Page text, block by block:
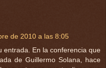
de 2010 a las 8:05
entrada. En la conferencia que
de Guillermo Solana, hace